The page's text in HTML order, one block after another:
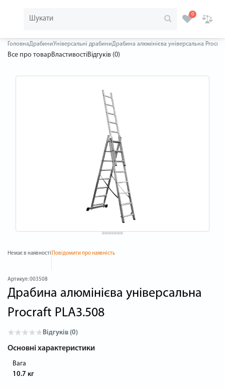
0
ГоловнаДрабиниУніверсальні драбиниДрабина алюмінієва універсальна
Все про товарВластивостіВідгуків (0)
Немає в наявності Повідомити про наявність
Артикул:003508
Драбина алюмінієва універсальна
Procraft PLA3.508
Відгуків (0)
Основні характеристики
Вага
10.7 кг